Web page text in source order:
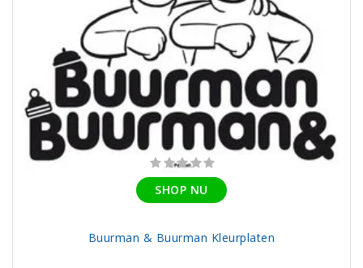
SHOP NU
Buurman & Buurman Kleurplaten